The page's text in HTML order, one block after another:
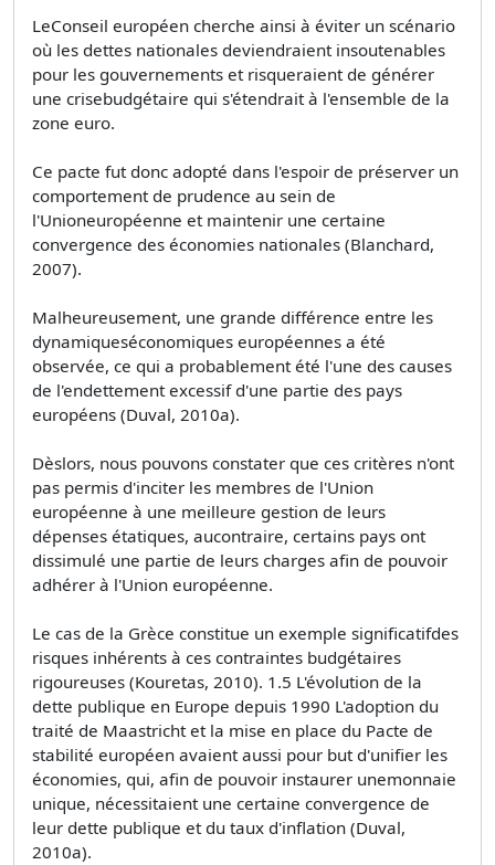
LeConseil européen cherche ainsi à éviter un scénario
où les dettes nationales deviendraient insoutenables
pour les gouvernements et risqueraient de générer
une crisebudgétaire qui s'étendrait à l'ensemble de la
zone euro.
Ce pacte fut donc adopté dans l'espoir de préserver un
comportement de prudence au sein de
l'Unioneuropéenne et maintenir une certaine
convergence des économies nationales (Blanchard,
2007).
Malheureusement, une grande différence entre les
dynamiqueséconomiques européennes a été
observée, ce qui a probablement été l'une des causes
de l'endettement excessif d'une partie des pays
européens (Duval, 2010a).
Dèslors, nous pouvons constater que ces critères n'ont
pas permis d'inciter les membres de l'Union
européenne à une meilleure gestion de leurs
dépenses étatiques, aucontraire, certains pays ont
dissimulé une partie de leurs charges afin de pouvoir
adhérer à l'Union européenne.
Le cas de la Grèce constitue un exemple significatifdes
risques inhérents à ces contraintes budgétaires
rigoureuses (Kouretas, 2010). 1.5 L'évolution de la
dette publique en Europe depuis 1990 L'adoption du
traité de Maastricht et la mise en place du Pacte de
stabilité européen avaient aussi pour but d'unifier les
économies, qui, afin de pouvoir instaurer unemonnaie
unique, nécessitaient une certaine convergence de
leur dette publique et du taux d'inflation (Duval,
2010a).